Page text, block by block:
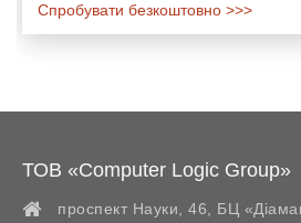
Спробувати безкоштовно >>>
ТОВ «Computer Logic Group»
проспект Науки, 46, БЦ